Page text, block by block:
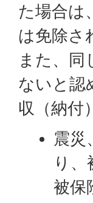
た場合は
は免除さ
また、同
ないと認
収（納付
震災
り
被保